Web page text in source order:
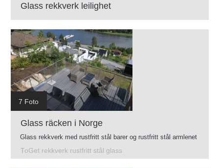
Glass rekkverk leilighet
7 Foto
Glass räcken i Norge
Glass rekkverk med rustfritt stål barer og rustfritt stål armlenet
ToGet rekkverk rustfritt stål glass